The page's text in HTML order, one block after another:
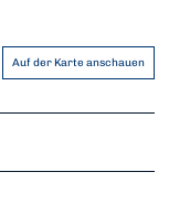
Auf der Karte anschauen